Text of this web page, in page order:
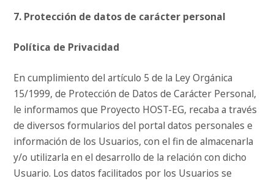
7. Protección de datos de carácter personal
Política de Privacidad
En cumplimiento del artículo 5 de la Ley Orgánica
15/1999, de Protección de Datos de Carácter Personal,
le informamos que Proyecto HOST-EG, recaba a través
de diversos formularios del portal datos personales e
información de los Usuarios, con el fin de almacenarla
y/o utilizarla en el desarrollo de la relación con dicho
Usuario. Los datos facilitados por los Usuarios se